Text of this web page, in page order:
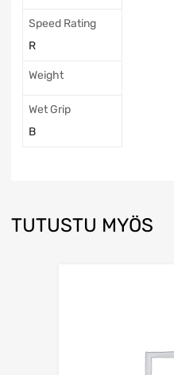
Speed Rating
R
Weight
Wet Grip
B
TUTUSTU MYÖS